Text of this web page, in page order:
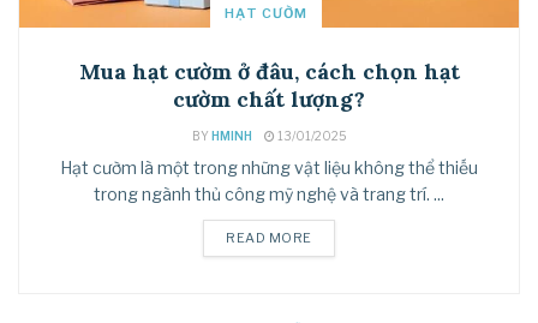
HẠT CƯỜM
Mua hạt cườm ở đâu, cách chọn hạt
cườm chất lượng?
BY HMINH 13/01/2025
Hạt cườm là một trong những vật liệu không thể thiếu
trong ngành thủ công mỹ nghệ và trang trí. ...
READ MORE